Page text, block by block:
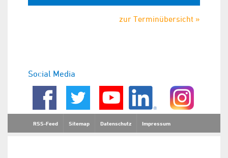
zur Terminübersicht »
Social Media
RSS-Feed Sitemap Datenschutz Impressum